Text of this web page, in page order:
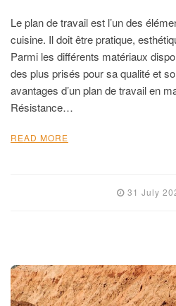
Le plan de travail est l’un des
cuisine. Il doit être pratique,
Parmi les différents matériaux
des plus prisés pour sa qualité et
avantages d’un plan de travail en
Résistance…
READ MORE
31 July